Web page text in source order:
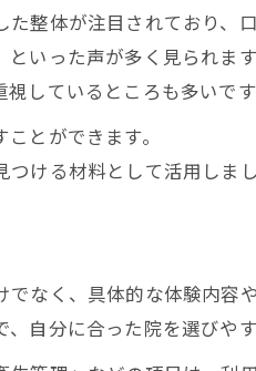
感じる整体施術の特徴とは
理想の整体とは何か
分析で分かる理想の特徴
が高い整体の共通点解説
ミから信頼できる院を選ぶ
体の選び方を伝授
して通える整体院の条件
参考にした選び方ポイント
整体が注目されており、
いった声が多く見られます
しているところも多いです
とができます。
ける材料として活用しまし
なく、具体的な体験内容
自分に合った院を選びやす